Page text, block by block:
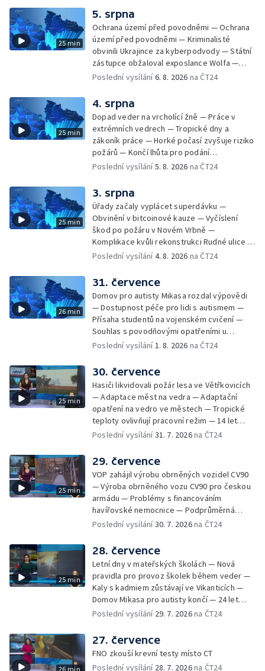
Kempování v horkém počasí — Výběr ze
sociálních sítí Události Ostrava — Zkoumání
horka na zastávkách MHD — Promítání filmu
Odyssea z 35 mm pásu
25 min
5. srpna
Ochrana území před povodněmi — Ochrana
území před povodněmi — Kriminalisté
obvinili Ukrajince za kyberpodvody — Státní
zástupce obžaloval exposlance Wolfa —
Péče o hospodářská zvířata ve vedrech —
depozitu Vlastivědného muzea Olomouc —
Zakládání nových dětských skupin — Výběr
ze sociálních sítí Události Ostrava — Tresty
pro fotbalisty za korupci — Po stopách
Gebharda Blüchera
Poslední vysílání6. 8. 2026 na ČT24
25 min
4. srpna
Dopad veder na vrcholící žně — Práce v
extrémních vedrech — Tropické dny a
zákoník práce — Horké počasí zvyšuje riziko
požárů — Končí lhůta pro podání
kandidátních listin — Končí lhůta pro podání
rozsudek v lihové kauze — Výročí
zavraždění Václava III. v Olomouci — Těžba
unikátní rašeliny pro lázně v Karlově
Studánce — Výběr ze sociálních sítí ČT —
Nový program pro léčbu obezity —
Olomoucké (nejen) shakespearovské léto
Poslední vysílání5. 8. 2026 na ČT24
25 min
3. srpna
Úřady začaly vyplácet superdávku —
Obvinění v bitcoinové kauze — Vyčíslení
škod po požáru v Novém Vrbně —
Komplikace kvůli rekonstrukci Rudné ulice —
Nárůst zájmu o klimatizace — Výluka vlaků
Protipovodňová opatření v Troubkách —
Zájem o bydlení na vysokoškolskýc kolejích
— Vrcholí sklizeň levandulí
Poslední vysílání4. 8. 2026 na ČT24
26 min
31. července
Domov pro autisty Mikasa rozdal výpovědi
— Dostupnost péče pro lidi s autismem —
Přísaha studentů na vojenském cvičení —
Souhlas s povodňovými opatřeními u
Troubek — Opravy Rudné omezí dopravu —
počasí na následující dny — Vedra táhnou na
chladnější místa — Hasiči lokalizovali požár
lesa na Opavsku — Požáry zemědělské
techniky na Olomoucku — Dva roky od
požáru škol v Českém Těšíně — Výstava
Sladké vzpomínky Opavska
Poslední vysílání1. 8. 2026 na ČT24
25 min
30. července
Hasiči likvidovali požár lesa ve Větřkovicích
— Adaptace měst na vedra — Adaptační
opatření na vedro ve městech — Tropické
teploty ovlivňují pracovní režim — 14 let
vězení za vraždu ženy ve Staříči/ —
— Podvodník připravil 17 lidí o 4 miliony —
DPO pořídí 70 nových elektrobusů — V
Olomouci přibude 20 elektrobusů —
Mistryně světa Kneblová zpět v Olomouci —
Mobilní kurníky pomáhají s kvalitou půdy —
Výběr ze sociálních sítí ČT — Nové varhany v
Rudě u Rýmařova
Poslední vysílání31. 7. 2026na ČT24
25 min
29. července
VOP zahájil výrobu obrněných vozidel CV90
— Výroba obrněného vozu CV90 pro českou
armádu — Problémy s financováním
havířovské nemocnice — Podprůměrná
návštěvnost koupališť v červenci — Do
Nedostatek krve v transfuzních stanicích —
Spor kvůli novému chodníku na Keprník —
Olomoucké shakespearovské léto
Poslední vysílání30. 7. 2026na ČT24
25 min
28. července
Letní dny v mateřských školách — Nová
pravidla pro provoz školek během veder —
Kaly s kadmiem zůstávají ve Vikanticích —
Domov Mikasa pro autisty končí — 24 let
vězení za zapálení ženy — Kybernetický
Gorol se chystá na festival — Nová
cyklostezka až na Slovensko — AI pomáhá
při endoskopii — Výběr ze sociálních sítí ČT
Poslední vysílání 29. 7. 2026na ČT24
26 min
27. července
FNO zkouší krevní testy místo CT
Poslední vysílání 28. 7. 2026na ČT24